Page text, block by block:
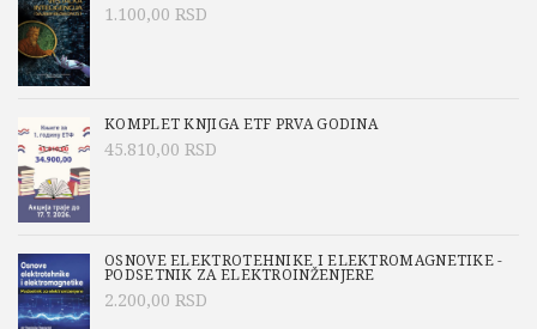
1.100,00 RSD
KOMPLET KNJIGA ETF PRVA GODINA
45.810,00 RSD
OSNOVE ELEKTROTEHNIKE I ELEKTROMAGNETIKE -
PODSETNIK ZA ELEKTROINŽENJERE
2.200,00 RSD